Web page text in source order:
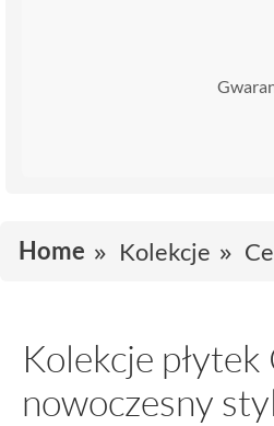
Home Kolekcje
Kolekcje
nowoczesny styl